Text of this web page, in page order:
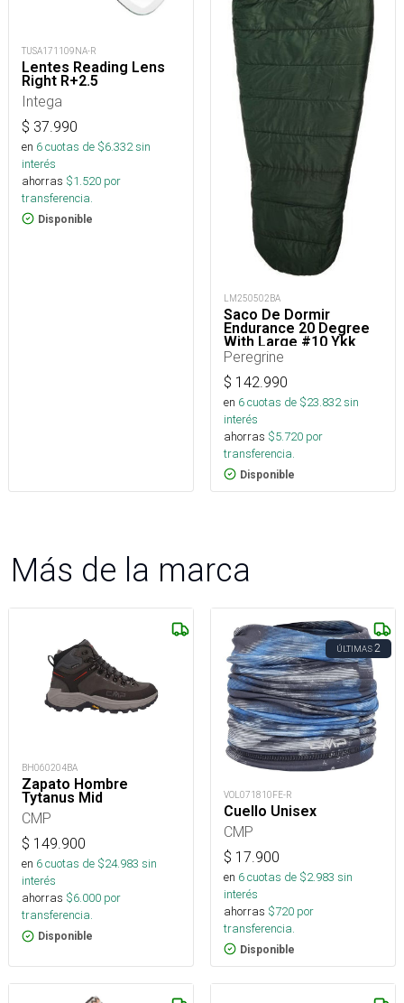
TUSA171109NA-R
Lentes Reading Lens
Right R+2.5
Intega
$ 37.990
en 6cuotas de $6.332sin
interés
ahorras $1.520 por
transferencia.
Disponible
LM250502BA
Saco De Dormir
Endurance 20 Degree
With Large #10 Ykk
Zipper
Peregrine
$ 142.990
en 6cuotas de $23.832sin
interés
ahorras $5.720 por
transferencia.
Disponible
Más de la marca
BH060204BA
Zapato Hombre
Tytanus Mid
CMP
$ 149.900
en 6cuotas de $24.983 sin
interés
ahorras $6.000 por
transferencia.
Disponible
ÚLTIMAS2
VOL071810FE-R
Cuello Unisex
CMP
$ 17.900
en 6cuotas de $2.983 sin
interés
ahorras $720 por
transferencia.
Disponible